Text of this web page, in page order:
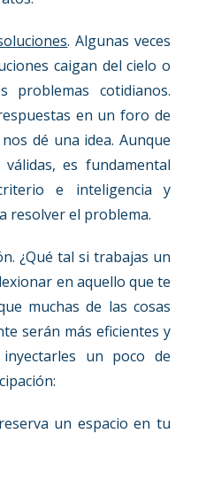
. Algunas veces
caigan del cielo o
problemas cotidianos.
en un foro de
dé una idea. Aunque
es fundamental
e inteligencia y
resolver el problema.
¿Qué tal si trabajas un
en aquello que te
muchas de las cosas
serán más eficientes y
un poco de
un espacio en tu